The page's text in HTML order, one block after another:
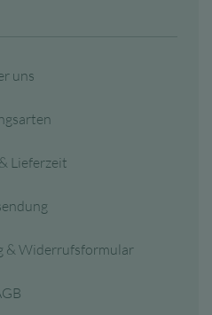
uns
Lieferzeit
& Widerrufsformular